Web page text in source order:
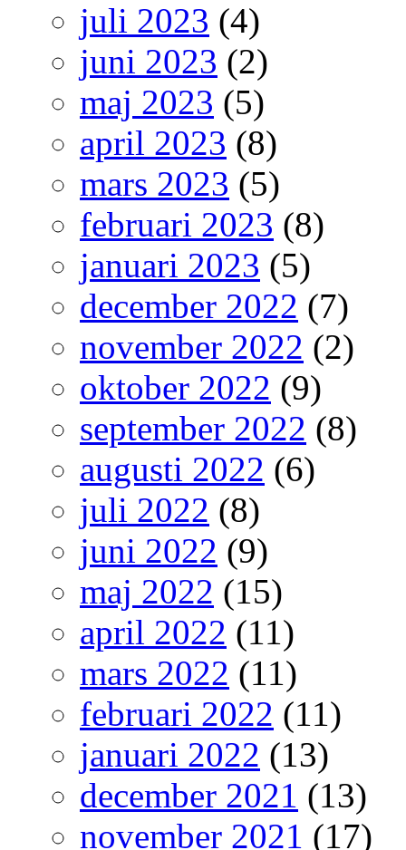
juli 2023 (4)
juni 2023 (2)
maj 2023 (5)
april 2023 (8)
mars 2023 (5)
februari 2023 (8)
januari 2023 (5)
december 2022 (7)
november 2022 (2)
oktober 2022 (9)
september 2022 (8)
augusti 2022 (6)
juli 2022 (8)
juni 2022 (9)
maj 2022 (15)
april 2022 (11)
mars 2022 (11)
februari 2022 (11)
januari 2022 (13)
december 2021 (13)
november 2021 (17)